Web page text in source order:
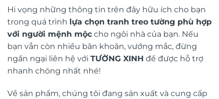
Hi vọng những thông tin trên đây hữu ích cho bạn
trong quá trình lựa chọn tranh treo tường phù hợp
với người mệnh mộc cho ngôi nhà của bạn. Nếu
bạn vẫn còn nhiều băn khoăn, vướng mắc, đừng
ngần ngại liên hệ với TƯỜNG XINH để được hỗ trợ
nhanh chóng nhất nhé!
Về sản phẩm, chúng tôi đang sản xuất và cung cấp